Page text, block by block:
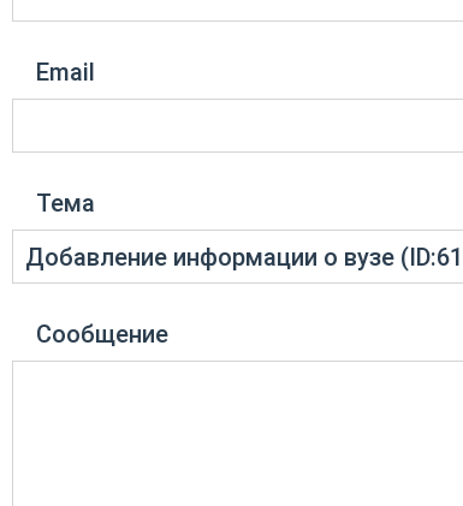
Email
Тема
Сообщение